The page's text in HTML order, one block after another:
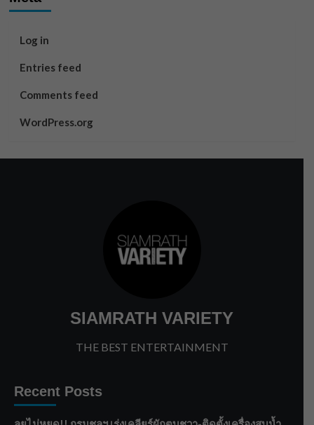
Log in
Entries feed
Comments feed
WordPress.org
SIAMRATH VARIETY
THE BEST ENTERTAINMENT
Recent Posts